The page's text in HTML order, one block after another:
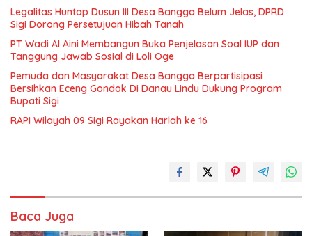
Legalitas Huntap Dusun III Desa Bangga Belum Jelas, DPRD
Sigi Dorong Persetujuan Hibah Tanah
PT Wadi Al Aini Membangun Buka Penjelasan Soal IUP dan
Tanggung Jawab Sosial di Loli Oge
Pemuda dan Masyarakat Desa Bangga Berpartisipasi
Bersihkan Eceng Gondok Di Danau Lindu Dukung Program
Bupati Sigi
RAPI Wilayah 09 Sigi Rayakan Harlah ke 16
Baca Juga